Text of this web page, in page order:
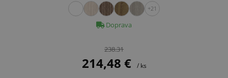
+21
Doprava
238.31
214,48 € / ks